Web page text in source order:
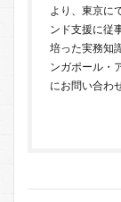
より、東京に
ンド支援に従
培った実務知
ンガポール・
にお問い合わ